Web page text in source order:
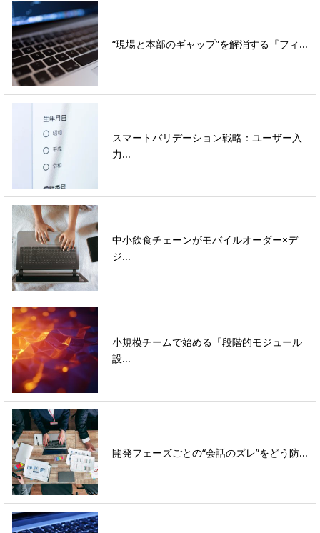
“現場と本部のギャップ”を解消する『フィ...
スマートバリデーション戦略：ユーザー入
力...
中小飲食チェーンがモバイルオーダー×デ
ジ...
小規模チームで始める「段階的モジュール
設...
開発フェーズごとの“会話のズレ”をどう防...